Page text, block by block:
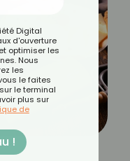
Digital
d'ouverture
optimiser les
Nous
les
le faites
le terminal
plus sur
de
!